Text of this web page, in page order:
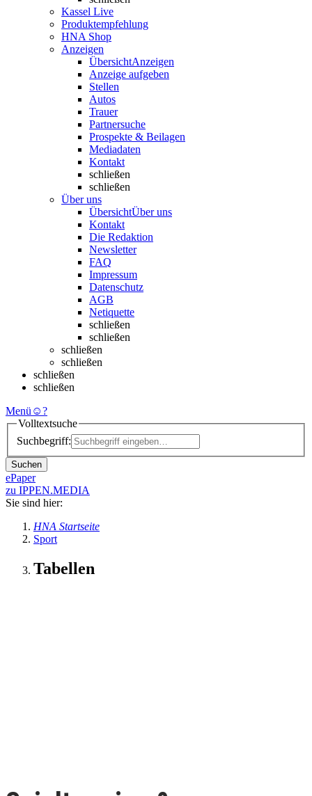
Kassel Live
Produktempfehlung
HNA Shop
Anzeigen
ÜbersichtAnzeigen
Anzeige aufgeben
Stellen
Autos
Trauer
Partnersuche
Prospekte & Beilagen
Mediadaten
Kontakt
schließen
schließen
Über uns
ÜbersichtÜber uns
Kontakt
Die Redaktion
Newsletter
FAQ
Impressum
Datenschutz
AGB
Netiquette
schließen
schließen
schließen
schließen
schließen
schließen
Menü ☺?
Volltextsuche
Suchbegriff:
Suchen
ePaper
zu IPPEN.MEDIA
Sie sind hier:
HNA Startseite
Sport
Tabellen